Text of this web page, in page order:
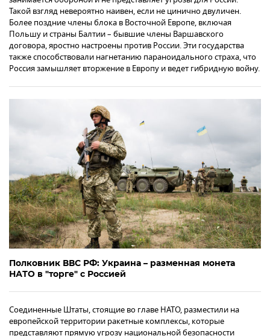
Такой взгляд невероятно наивен, если не цинично двуличен.
Более поздние члены блока в Восточной Европе, включая
Польшу и страны Балтии – бывшие члены Варшавского
договора, яростно настроены против России. Эти государства
также способствовали нагнетанию параноидального страха, что
Россия замышляет вторжение в Европу и ведет гибридную войну.
Полковник ВВС РФ: Украина – разменная монета
НАТО в "торге" с Россией
Соединенные Штаты, стоящие во главе НАТО, разместили на
европейской территории ракетные комплексы, которые
представляют прямую угрозу национальной безопасности